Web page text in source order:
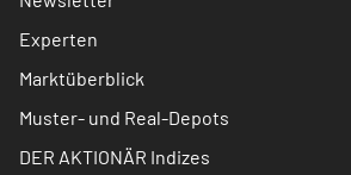
Experten
Marktüberblick
Muster- und Real-Depots
DER AKTIONÄR Indizes